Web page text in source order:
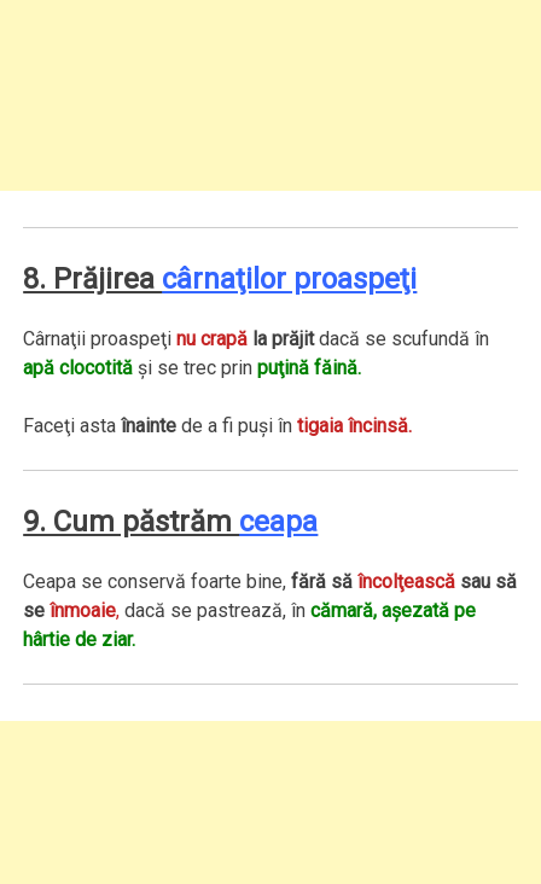
8. Prăjirea cârnaţilor proaspeţi
Cârnaţii proaspeţinu crapă la prăjitdacă se scufundă în
apă clocotită şi se trec prinpuţină făină.
Faceţi astaînainte de a fi puşi întigaia încinsă.
9. Cum păstrăm ceapa
Ceapa se conservă foarte bine,fără săîncolţească sau să
seînmoaie, dacă se pastrează, încămară, aşezată pe
hârtie de ziar.